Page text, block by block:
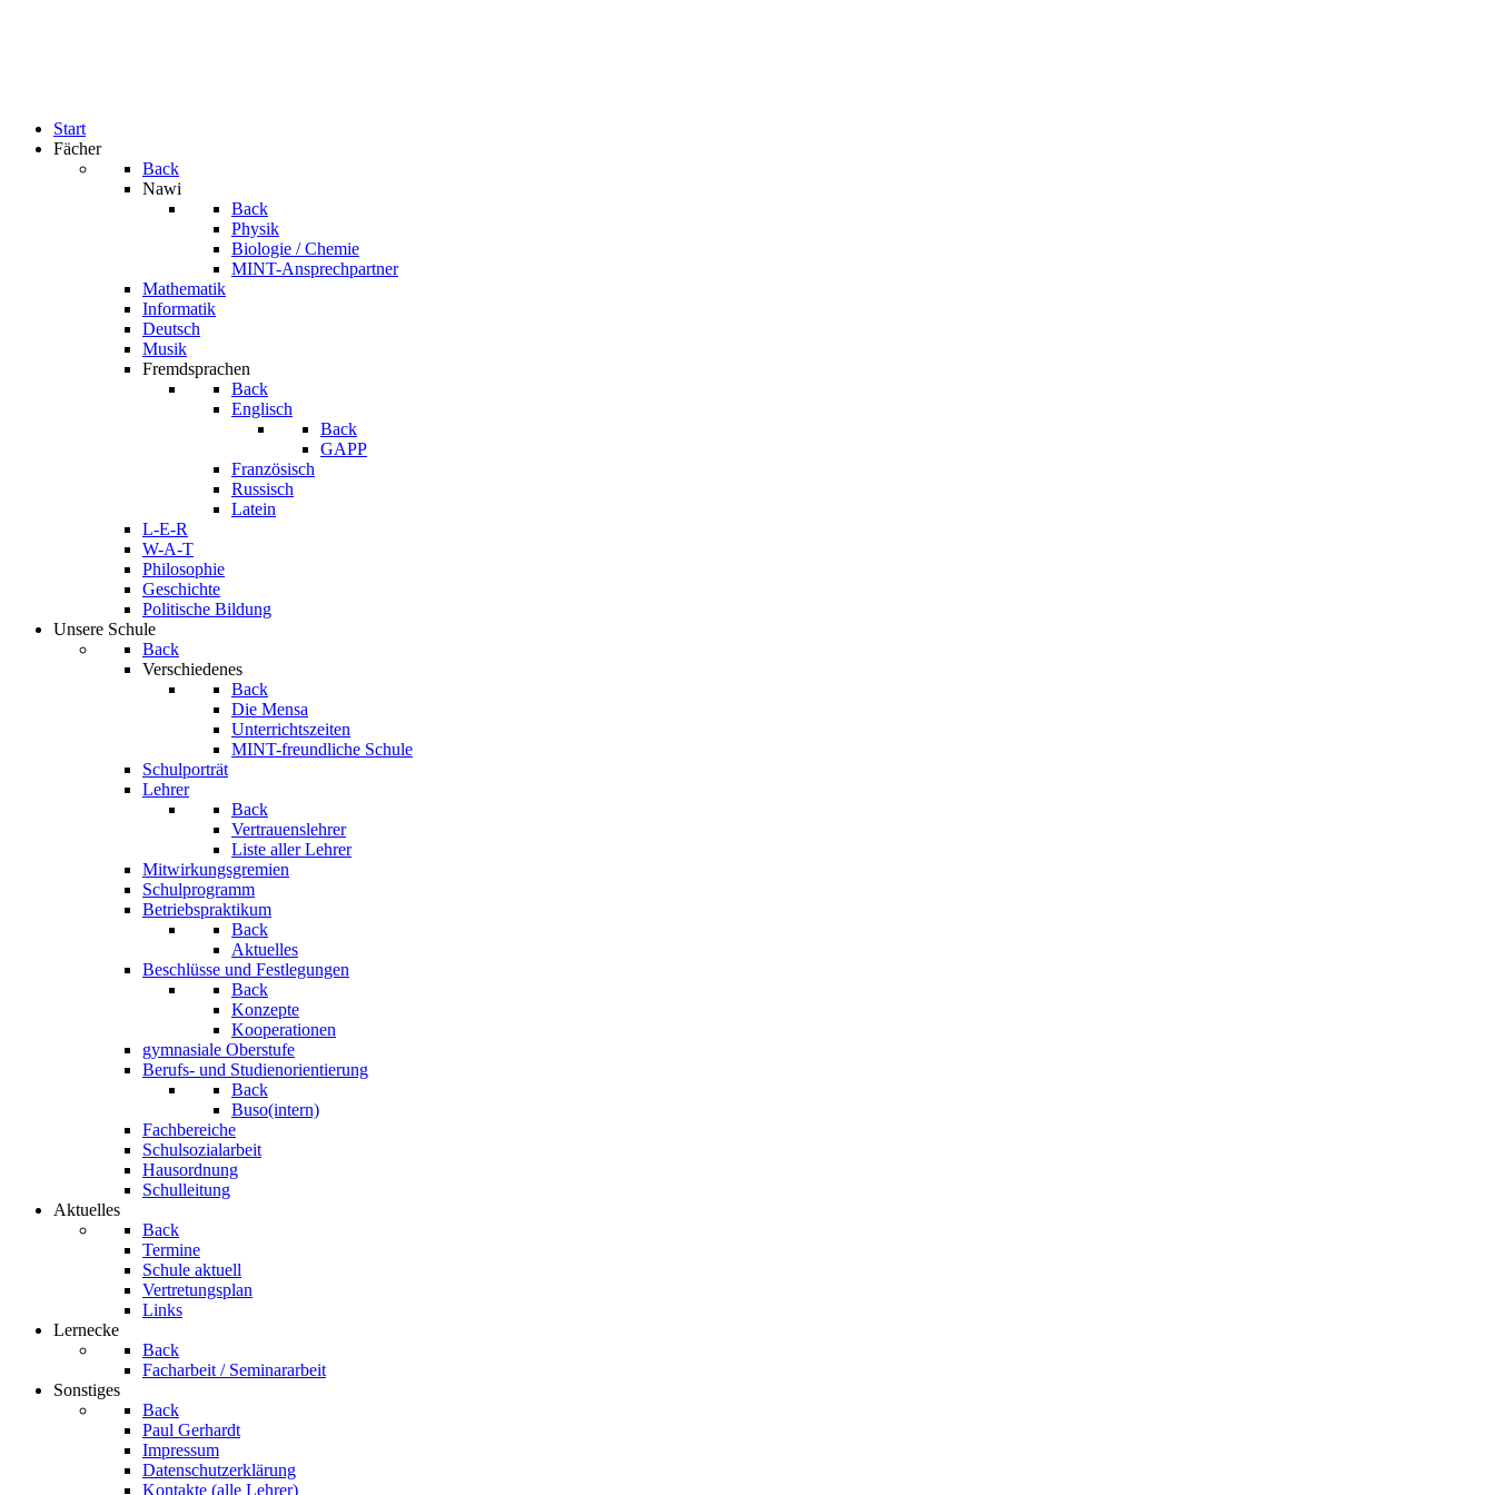
Start
Fächer
Back
Nawi
Back
Physik
Biologie / Chemie
MINT-Ansprechpartner
Mathematik
Informatik
Deutsch
Musik
Fremdsprachen
Back
Englisch
Back
GAPP
Französisch
Russisch
Latein
L-E-R
W-A-T
Philosophie
Geschichte
Politische Bildung
Unsere Schule
Back
Verschiedenes
Back
Die Mensa
Unterrichtszeiten
MINT-freundliche Schule
Schulporträt
Lehrer
Back
Vertrauenslehrer
Liste aller Lehrer
Mitwirkungsgremien
Schulprogramm
Betriebspraktikum
Back
Aktuelles
Beschlüsse und Festlegungen
Back
Konzepte
Kooperationen
gymnasiale Oberstufe
Berufs- und Studienorientierung
Back
Buso(intern)
Fachbereiche
Schulsozialarbeit
Hausordnung
Schulleitung
Aktuelles
Back
Termine
Schule aktuell
Vertretungsplan
Links
Lernecke
Back
Facharbeit / Seminararbeit
Sonstiges
Back
Paul Gerhardt
Impressum
Datenschutzerklärung
Kontakte (alle Lehrer)